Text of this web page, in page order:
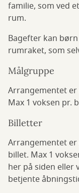
familie, som ved
rum.
Bagefter kan
rumraket, som
Målgruppe
Arrangementet
Max 1 voksen pr.
Billetter
Arrangementet
billet. Max 1
her på siden eller
betjente